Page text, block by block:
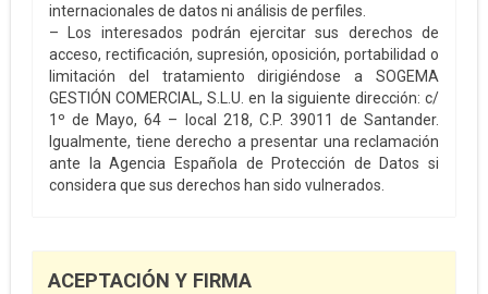
internacionales de datos ni análisis de perfiles.
– Los interesados podrán ejercitar sus derechos de
acceso, rectificación, supresión, oposición, portabilidad o
limitación del tratamiento dirigiéndose a SOGEMA
GESTIÓN COMERCIAL, S.L.U. en la siguiente dirección: c/
1º de Mayo, 64 – local 218, C.P. 39011 de Santander.
Igualmente, tiene derecho a presentar una reclamación
ante la Agencia Española de Protección de Datos si
considera que sus derechos han sido vulnerados.
ACEPTACIÓN Y FIRMA